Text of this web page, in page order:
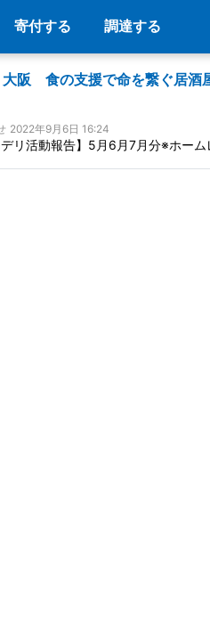
寄付する 調達する
大阪 食の支援で命を繋ぐ居酒
2022年9月6日 16:24
デリ活動報告】5月6月7月分※ホーム